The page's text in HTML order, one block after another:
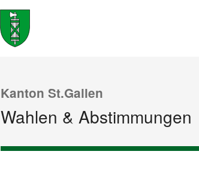
Kanton St.Gallen
Wahlen & Abstimmungen